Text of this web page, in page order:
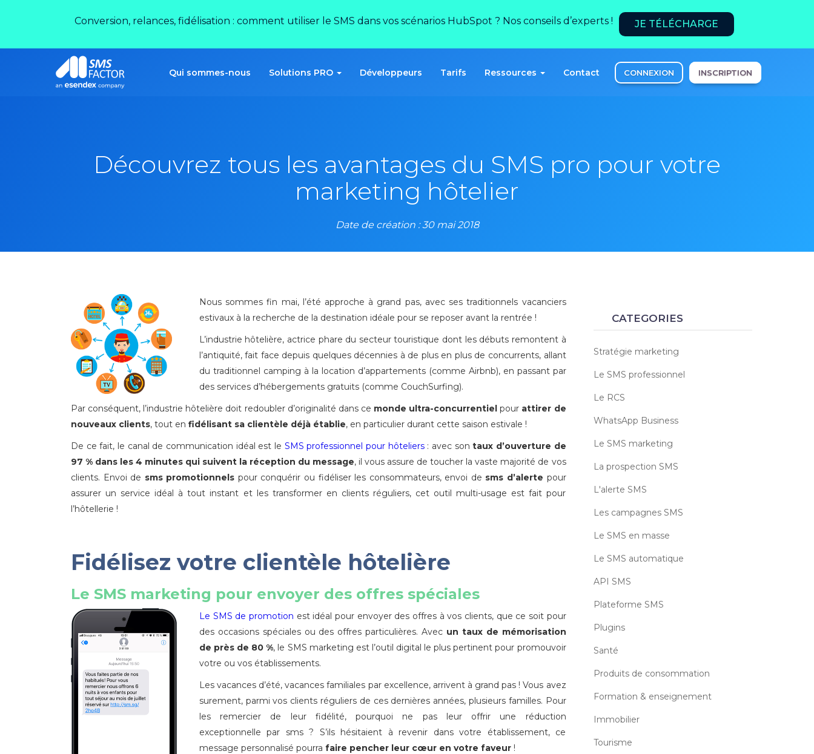
Conversion, relances, fidélisation : comment utiliser le SMS dans vos scénarios HubSpot ? Nos conseils d’experts ! JE TÉLÉCHARGE
Qui sommes-nous Solutions PRO Développeurs Tarifs Ressources Contact CONNEXION INSCRIPTION
Découvrez tous les avantages du SMS pro pour votre
marketing hôtelier
Date de création : 30 mai 2018
Nous sommes fin mai, l’été approche à grand pas, avec ses traditionnels vacanciers
estivaux à la recherche de la destination idéale pour se reposer avant la rentrée !
L’industrie hôtelière, actrice phare du secteur touristique dont les débuts remontent à
l’antiquité, fait face depuis quelques décennies à de plus en plus de concurrents, allant
du traditionnel camping à la location d’appartements (comme Airbnb), en passant par
des services d’hébergements gratuits (comme CouchSurfing).
Par conséquent, l’industrie hôtelière doit redoubler d’originalité dans ce monde ultra-concurrentiel pour attirer de
nouveaux clients, tout en fidélisant sa clientèle déjà établie, en particulier durant cette saison estivale !
De ce fait, le canal de communication idéal est le SMS professionnel pour hôteliers: avec sontaux d’ouverture de
97 % dans les 4 minutes qui suivent la réception du message, il vous assure de toucher la vaste majorité de vos
clients. Envoi de sms promotionnels pour conquérir ou fidéliser les consommateurs, envoi de sms d’alerte pour
assurer un service idéal à tout instant et les transformer en clients réguliers, cet outil multi-usage est fait pour
l’hôtellerie !
Fidélisez votre clientèle hôtelière
Le SMS marketing pour envoyer des offres spéciales
Le SMS de promotion est idéal pour envoyer des offres à vos clients, que ce soit pour
des occasions spéciales ou des offres particulières. Avec un taux de mémorisation
de près de 80 %, le SMS marketing est l’outil digital le plus pertinent pour promouvoir
votre ou vos établissements.
Les vacances d’été, vacances familiales par excellence, arrivent à grand pas ! Vous avez
surement, parmi vos clients réguliers de ces dernières années, plusieurs familles. Pour
les remercier de leur fidélité, pourquoi ne pas leur offrir une réduction
exceptionnelle par sms ? S’ils hésitaient à revenir dans votre établissement, ce
message personnalisé pourra faire pencher leur cœur en votre faveur!
CATEGORIES
Stratégie marketing
Le SMS professionnel
Le RCS
WhatsApp Business
Le SMS marketing
La prospection SMS
L'alerte SMS
Les campagnes SMS
Le SMS en masse
Le SMS automatique
API SMS
Plateforme SMS
Plugins
Santé
Produits de consommation
Formation & enseignement
Immobilier
Tourisme